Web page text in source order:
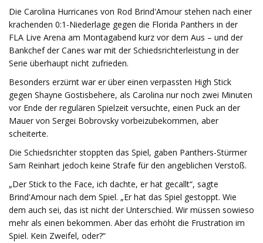
Die Carolina Hurricanes von Rod Brind'Amour stehen nach einer
krachenden 0:1-Niederlage gegen die Florida Panthers in der
FLA Live Arena am Montagabend kurz vor dem Aus – und der
Bankchef der Canes war mit der Schiedsrichterleistung in der
Serie überhaupt nicht zufrieden.
Besonders erzürnt war er über einen verpassten High Stick
gegen Shayne Gostisbehere, als Carolina nur noch zwei Minuten
vor Ende der regulären Spielzeit versuchte, einen Puck an der
Mauer von Sergei Bobrovsky vorbeizubekommen, aber
scheiterte.
Die Schiedsrichter stoppten das Spiel, gaben Panthers-Stürmer
Sam Reinhart jedoch keine Strafe für den angeblichen Verstoß.
„Der Stick to the Face, ich dachte, er hat gecallt“, sagte
Brind'Amour nach dem Spiel. „Er hat das Spiel gestoppt. Wie
dem auch sei, das ist nicht der Unterschied. Wir müssen sowieso
mehr als einen bekommen. Aber das erhöht die Frustration im
Spiel. Kein Zweifel, oder?“